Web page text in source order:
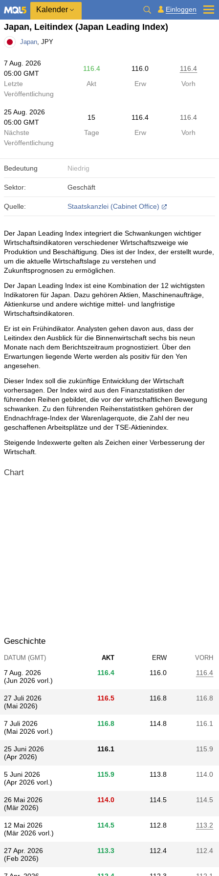
Kalender Einloggen
Japan, Leitindex (Japan Leading Index)
Japan, JPY
7 Aug. 2026
05:00 GMT
116.4 116.0
116.4
Letzte
Veröffentlichung
Akt Erw Vorh
25 Aug. 2026
05:00 GMT
15 116.4
116.4
Nächste
Veröffentlichung
Tage Erw Vorh
Bedeutung Niedrig
Sektor: Geschäft
Quelle: Staatskanzlei (Cabinet Office)
Der Japan Leading Index integriert die Schwankungen wichtiger
Wirtschaftsindikatoren verschiedener Wirtschaftszweige wie
Produktion und Beschäftigung. Dies ist der Index, der erstellt wurde,
um die aktuelle Wirtschaftslage zu verstehen und
Zukunftsprognosen zu ermöglichen.
Der Japan Leading Index ist eine Kombination der 12 wichtigsten
Indikatoren für Japan. Dazu gehören Aktien, Maschinenaufträge,
Aktienkurse und andere wichtige mittel- und langfristige
Wirtschaftsindikatoren.
Er ist ein Frühindikator. Analysten gehen davon aus, dass der
Leitindex den Ausblick für die Binnenwirtschaft sechs bis neun
Monate nach dem Berichtszeitraum prognostiziert. Über den
Erwartungen liegende Werte werden als positiv für den Yen
angesehen.
Dieser Index soll die zukünftige Entwicklung der Wirtschaft
vorhersagen. Der Index wird aus den Finanzstatistiken der
führenden Reihen gebildet, die vor der wirtschaftlichen Bewegung
schwanken. Zu den führenden Reihenstatistiken gehören der
Endnachfrage-Index der Warenlagerquote, die Zahl der neu
geschaffenen Arbeitsplätze und der TSE-Aktienindex.
Steigende Indexwerte gelten als Zeichen einer Verbesserung der
Wirtschaft.
Chart
Geschichte
DATUM (GMT) AKT ERW VORH
7 Aug. 2026
(Jun 2026 vorl.)
116.4 116.0 116.4
27 Juli 2026
(Mai 2026)
116.5 116.8 116.8
7 Juli 2026
(Mai 2026 vorl.)
116.8 114.8 116.1
25 Juni 2026
(Apr 2026)
116.1 115.9
5 Juni 2026
(Apr 2026 vorl.)
115.9 113.8 114.0
26 Mai 2026
(Mär 2026)
114.0 114.5 114.5
12 Mai 2026
(Mär 2026 vorl.)
114.5 112.8 113.2
27 Apr. 2026
(Feb 2026)
113.3 112.4 112.4